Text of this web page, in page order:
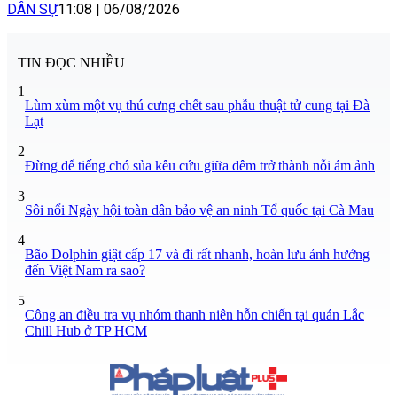
DÂN SỰ11:08 | 06/08/2026
TIN ĐỌC NHIỀU
1
Lùm xùm một vụ thú cưng chết sau phẫu thuật tử cung tại Đà
Lạt
2
Đừng để tiếng chó sủa kêu cứu giữa đêm trở thành nỗi ám ảnh
3
Sôi nổi Ngày hội toàn dân bảo vệ an ninh Tổ quốc tại Cà Mau
4
Bão Dolphin giật cấp 17 và đi rất nhanh, hoàn lưu ảnh hưởng
đến Việt Nam ra sao?
5
Công an điều tra vụ nhóm thanh niên hỗn chiến tại quán Lắc
Chill Hub ở TP HCM